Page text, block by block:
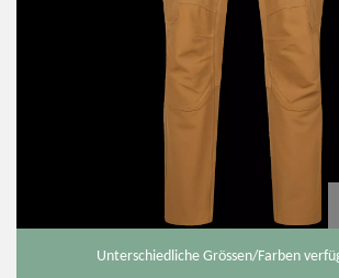
Unterschiedliche Grössen/Farben